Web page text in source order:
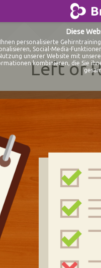
Left or
Diese
personalisierte
Social-Media-
unserer Website mit
kombinieren, die Sie